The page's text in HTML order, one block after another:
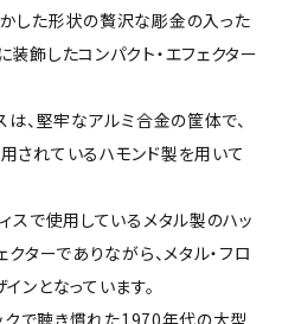
した形状の贅沢な彫金の入った
飾したコンパクト・エフェクター
は、堅牢なアルミ合金の筐体で、
されているハモンド製を用いて
スで使用しているメタル製のハッ
クターでありながら、メタル・フロ
ンとなっています。
で聴き慣れた1970年代の大型